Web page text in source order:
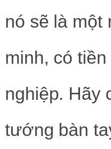
nó sẽ là một
minh, có
nghiệp. Hãy
tướng bàn